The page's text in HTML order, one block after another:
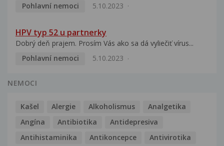
Pohlavní nemoci
5.10.2023
HPV typ 52 u partnerky
Dobrý deň prajem. Prosím Vás ako sa dá vyliečiť vírus...
Pohlavní nemoci
5.10.2023
NEMOCI
Kašel Alergie Alkoholismus
Analgetika
Angína
Antibiotika
Antidepresiva
Antihistaminika
Antikoncepce Antivirotika